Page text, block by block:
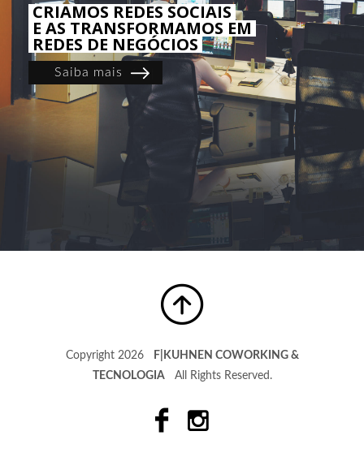
CRIAMOS REDES SOCIAIS
E AS TRANSFORMAMOS EM
REDES DE NEGÓCIOS
Saiba mais
Copyright 2026
F|KUHNEN COWORKING &
TECNOLOGIAAll Rights Reserved.